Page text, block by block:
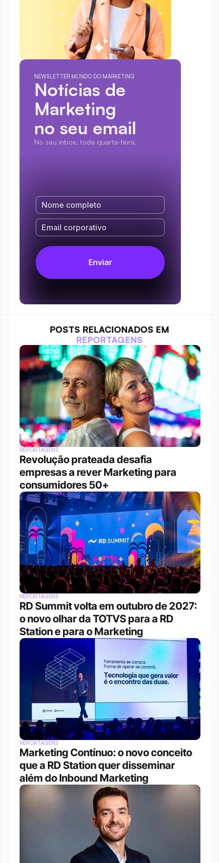
NEWSLETTER MUNDO DO MARKETING
Notícias de
Marketing
no seu email
No seu inbox, toda quarta-feira.
POSTS RELACIONADOS EM
REPORTAGENS
REPORTAGENS
Revolução prateada desafia
empresas a rever Marketing para
consumidores 50+
REPORTAGENS
RD Summit volta em outubro de 2027:
o novo olhar da TOTVS para a RD
Station e para o Marketing
REPORTAGENS
Marketing Contínuo: o novo conceito
que a RD Station quer disseminar
além do Inbound Marketing